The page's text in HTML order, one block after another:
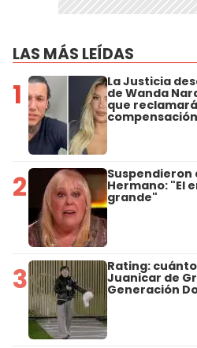
LAS MÁS LEÍDAS
1 La Justicia
de Wanda
que
2 Suspendieron
Hermano: "El
grande"
3 Rating:
Juanicar de
Generación